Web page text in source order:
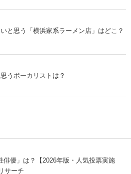
と思う「横浜家系ラーメン店」はどこ？
うボーカリストは？
俳優」は？【2026年版・人気投票実施
サーチ